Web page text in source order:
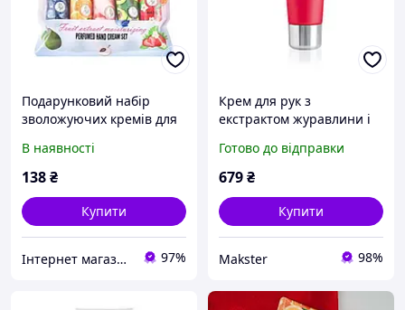
Подарунковий набір
зволожуючих кремів для
фруктовими ароматами
В наявності
138₴
Купити
Інтернет магазин "Сustom" 97%
Крем для рук з
екстрактом журавлини і
(CRANBERRY HANDCREME)
Готово до відправки
679₴
Купити
Makster 98%